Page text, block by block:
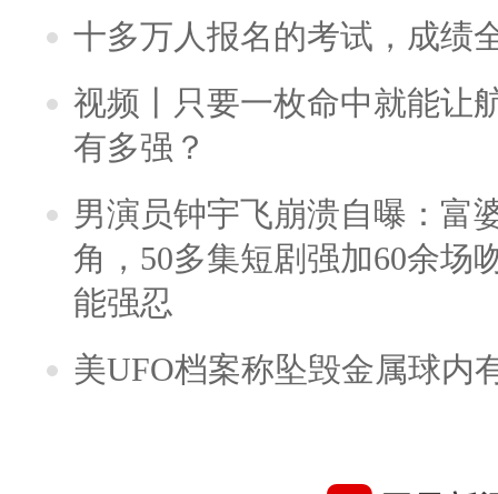
十多万人报名的考试，成绩
视频丨只要一枚命中就能让
有多强？
男演员钟宇飞崩溃自曝：富
角，50多集短剧强加60余场
能强忍
美UFO档案称坠毁金属球内